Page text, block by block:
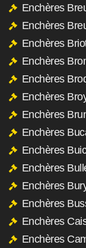
Enchères
Enchères
Enchères
Enchères
Enchères
Enchères
Enchères
Enchères
Enchères
Enchères
Enchères
Enchères
Enchères
Enchères